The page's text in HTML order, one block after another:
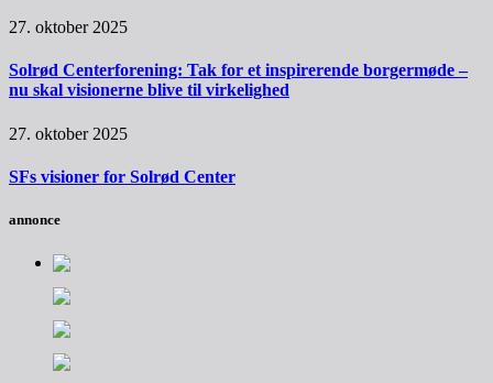
27. oktober 2025
Solrød Centerforening: Tak for et inspirerende borgermøde –
nu skal visionerne blive til virkelighed
27. oktober 2025
SFs visioner for Solrød Center
annonce